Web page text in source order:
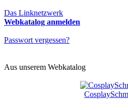
Das Linknetzwerk
Webkatalog anmelden
Passwort vergessen?
Aus unserem Webkatalog